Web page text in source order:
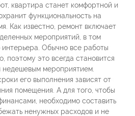
квартира станет комфортной и
функциональность на
Как известно, ремонт включает
мероприятий, в том
Обычно все работы
поэтому это всегда становится
недешевым мероприятием.
его выполнения зависят от
помещения. А для того, чтобы
необходимо составить
ненужных расходов и не